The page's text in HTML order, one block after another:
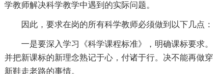
学教师解决科学教学中遇到的实际问题。
因此，要求在岗的所有科学教师必须做到以下几点：
一是要深入学习《科学课程标准》，明确课标要求。
并把新课标的新理念熟记于心，付诸于行。决不能再做穿
新鞋走老路的事情。